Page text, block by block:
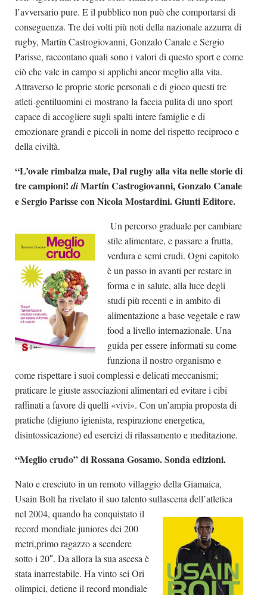
l’avversario pure. E il pubblico non può che comportarsi di
conseguenza. Tre dei volti più noti della nazionale azzurra di
rugby, Martín Castrogiovanni, Gonzalo Canale e Sergio
Parisse, raccontano quali sono i valori di questo sport e come
ciò che vale in campo si applichi ancor meglio alla vita.
Attraverso le proprie storie personali e di gioco questi tre
atleti-gentiluomini ci mostrano la faccia pulita di uno sport
capace di accogliere sugli spalti intere famiglie e di
emozionare grandi e piccoli in nome del rispetto reciproco e
della civiltà.
“L’ovale rimbalza male, Dal rugby alla vita nelle storie di
tre campioni!diMartín Castrogiovanni, Gonzalo Canale
e Sergio Parisse con Nicola Mostardini. Giunti Editore.
Un percorso graduale per cambiare
stile alimentare, e passare a frutta,
verdura e semi crudi. Ogni capitolo
è un passo in avanti per restare in
forma e in salute, alla luce degli
studi più recenti e in ambito di
alimentazione a base vegetale e raw
food a livello internazionale. Una
guida per essere informati su come
funziona il nostro organismo e
come rispettare i suoi complessi e delicati meccanismi;
praticare le giuste associazioni alimentari ed evitare i cibi
raffinati a favore di quelli «vivi». Con un’ampia proposta di
pratiche (digiuno igienista, respirazione energetica,
disintossicazione) ed esercizi di rilassamento e meditazione.
“Meglio crudo” di Rossana Gosamo. Sonda edizioni.
Nato e cresciuto in un remoto villaggio della Giamaica,
Usain Bolt ha rivelato il suo talento sullascena dell’atletica
nel 2004, quando ha conquistato il
record mondiale juniores dei 200
metri,primo ragazzo a scendere
sotto i 20″. Da allora la sua ascesa è
stata inarrestabile. Ha vinto sei Ori
olimpici, detiene il record mondiale